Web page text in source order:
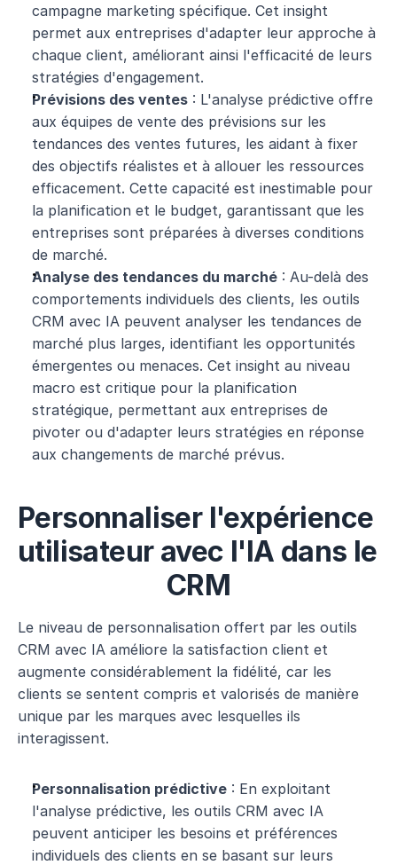
campagne marketing spécifique. Cet insight
permet aux entreprises d'adapter leur approche à
chaque client, améliorant ainsi l'efficacité de leurs
stratégies d'engagement.
Prévisions des ventes : L'analyse prédictive offre
aux équipes de vente des prévisions sur les
tendances des ventes futures, les aidant à fixer
des objectifs réalistes et à allouer les ressources
efficacement. Cette capacité est inestimable pour
la planification et le budget, garantissant que les
entreprises sont préparées à diverses conditions
de marché.
Analyse des tendances du marché : Au-delà des
comportements individuels des clients, les outils
CRM avec IA peuvent analyser les tendances de
marché plus larges, identifiant les opportunités
émergentes ou menaces. Cet insight au niveau
macro est critique pour la planification
stratégique, permettant aux entreprises de
pivoter ou d'adapter leurs stratégies en réponse
aux changements de marché prévus.
Personnaliser l'expérience
utilisateur avec l'IA dans le
CRM
Le niveau de personnalisation offert par les outils
CRM avec IA améliore la satisfaction client et
augmente considérablement la fidélité, car les
clients se sentent compris et valorisés de manière
unique par les marques avec lesquelles ils
interagissent.
Personnalisation prédictive : En exploitant
l'analyse prédictive, les outils CRM avec IA
peuvent anticiper les besoins et préférences
individuels des clients en se basant sur leurs